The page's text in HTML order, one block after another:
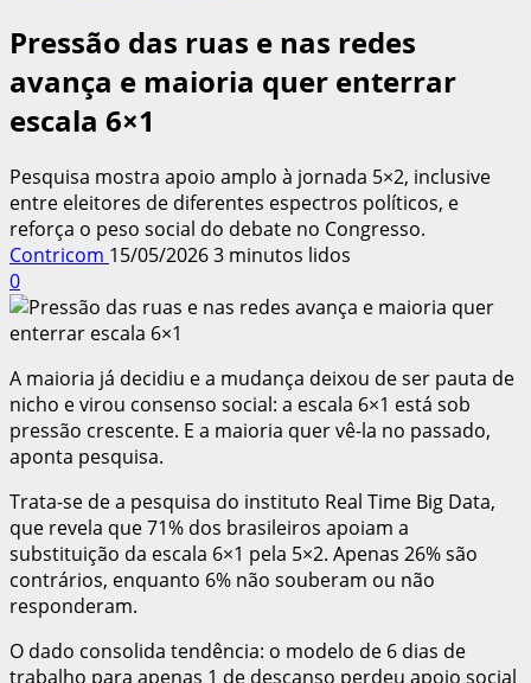
Pressão das ruas e nas redes
avança e maioria quer enterrar
escala 6×1
Pesquisa mostra apoio amplo à jornada 5×2, inclusive
entre eleitores de diferentes espectros políticos, e
reforça o peso social do debate no Congresso.
Contricom 15/05/20263 minutos lidos
0
A maioria já decidiu e a mudança deixou de ser pauta de
nicho e virou consenso social: a escala 6×1 está sob
pressão crescente. E a maioria quer vê-la no passado,
aponta pesquisa.
Trata-se de a pesquisa do instituto Real Time Big Data,
que revela que 71% dos brasileiros apoiam a
substituição da escala 6×1 pela 5×2. Apenas 26% são
contrários, enquanto 6% não souberam ou não
responderam.
O dado consolida tendência: o modelo de 6 dias de
trabalho para apenas 1 de descanso perdeu apoio social